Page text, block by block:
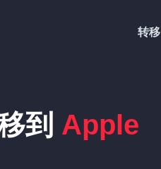
转移
到 Apple